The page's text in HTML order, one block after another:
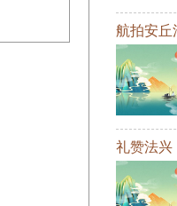
航拍安丘
礼赞法兴